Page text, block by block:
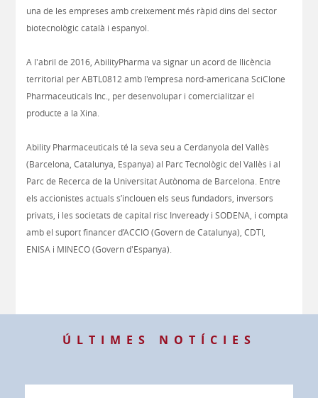
una de les empreses amb creixement més ràpid dins del sector
biotecnològic català i espanyol.
A l'abril de 2016, AbilityPharma va signar un acord de llicència
territorial per ABTL0812 amb l'empresa nord-americana SciClone
Pharmaceuticals Inc., per desenvolupar i comercialitzar el
producte a la Xina.
Ability Pharmaceuticals té la seva seu a Cerdanyola del Vallès
(Barcelona, ​​Catalunya, Espanya) al Parc Tecnològic del Vallès i al
Parc de Recerca de la Universitat Autònoma de Barcelona. Entre
els accionistes actuals s’inclouen els seus fundadors, inversors
privats, i les societats de capital risc Inveready i SODENA, i compta
amb el suport financer d’ACCIO (Govern de Catalunya), CDTI,
ENISA i MINECO (Govern d'Espanya).
ÚLTIMES NOTÍCIES